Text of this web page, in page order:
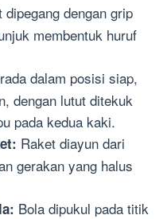
dipegang dengan grip
membentuk huruf
dalam posisi siap,
dengan lutut ditekuk
pada kedua kaki.
Raket diayun dari
gerakan yang halus
Bola dipukul pada titik